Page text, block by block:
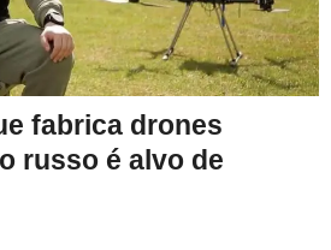
fabrica drones
russo é alvo de